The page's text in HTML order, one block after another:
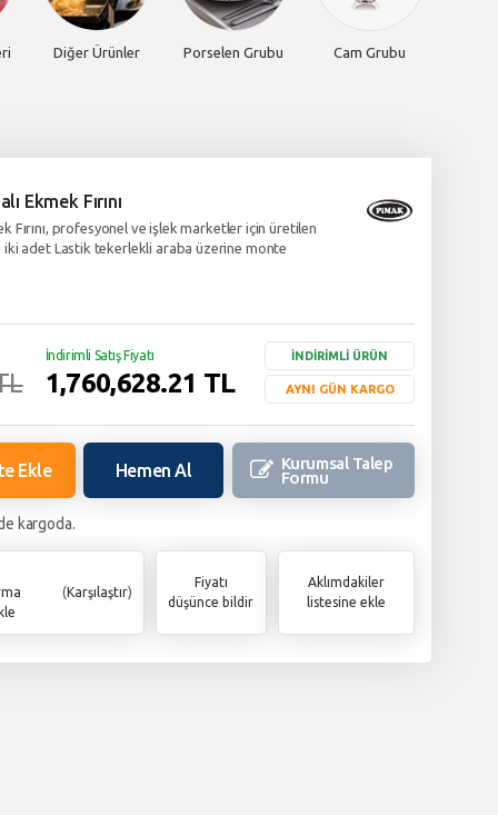
Diğer Ürünler Porselen Grubu Cam Grubu
Ekmek Fırını
Fırını, profesyonel ve işlek marketler için üretilen
iki adet Lastik tekerlekli araba üzerine monte
İndirimli Satış Fiyatı
1,760,628.21 TL
İNDİRİMLİ ÜRÜN
AYNI GÜN KARGO
Ekle Hemen Al Kurumsal Talep
Formu
kargoda.
(Karşılaştır)
Fiyatı
düşünce bildir
Aklımdakiler
listesine ekle